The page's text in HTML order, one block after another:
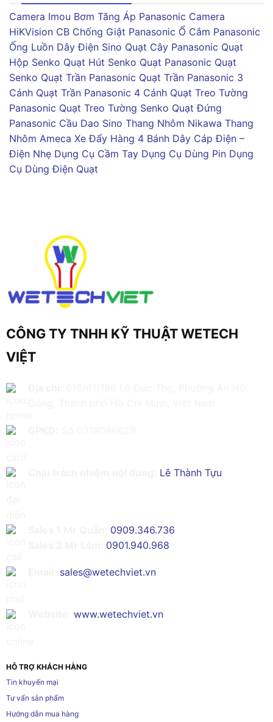
Camera Imou Bơm Tăng Áp Panasonic Camera
HiKVision CB Chống Giật Panasonic Ổ Cắm Panasonic
Ống Luồn Dây Điện Sino Quạt Cây Panasonic Quạt
Hộp Senko Quạt Hút Senko Quạt Panasonic Quạt
Senko Quạt Trần Panasonic Quạt Trần Panasonic 3
Cánh Quạt Trần Panasonic 4 Cánh Quạt Treo Tường
Panasonic Quạt Treo Tường Senko Quạt Đứng
Panasonic Cầu Dao Sino Thang Nhôm Nikawa Thang
Nhôm Ameca Xe Đẩy Hàng 4 Bánh Dây Cáp Điện –
Điện Nhẹ Dụng Cụ Cầm Tay Dụng Cụ Dùng Pin Dụng
Cụ Dùng Điện Quạt
CÔNG TY TNHH KỸ THUẬT WETECH
VIỆT
Lê Thành Tựu
0909.346.736
0901.940.968
sales@wetechviet.vn
www.wetechviet.vn
HỖ TRỢ KHÁCH HÀNG
Tin khuyến mại
Tư vấn sản phẩm
Hướng dẫn mua hàng